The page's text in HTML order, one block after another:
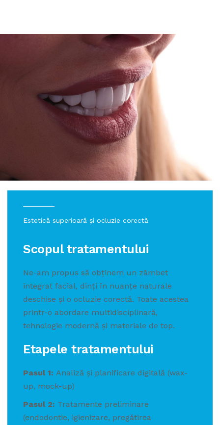
PARODONTOLOGIE
Estetică superioară și ocluzie corectă
Scopul tratamentului
Ne-am propus să obținem un zâmbet
integrat facial, dinți în nuanțe naturale
deschise și o ocluzie corectă. Toate acestea
printr-o abordare multidisciplinară,
tehnologie modernă și materiale de top.
Etapele tratamentului
Pasul 1: Analiză și planificare digitală (wax-
up, mock-up)
Pasul 2: Tratamente preliminare
(endodontie, igienizare, pregătirea